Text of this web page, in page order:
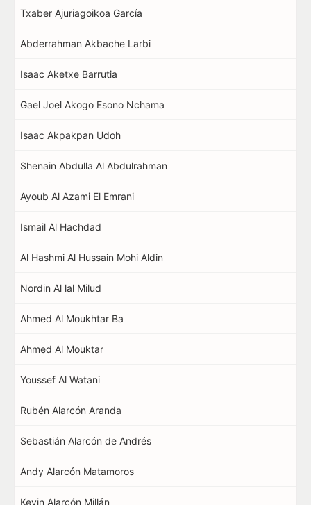
Txaber Ajuriagoikoa García
Abderrahman Akbache Larbi
Isaac Aketxe Barrutia
Gael Joel Akogo Esono Nchama
Isaac Akpakpan Udoh
Shenain Abdulla Al Abdulrahman
Ayoub Al Azami El Emrani
Ismail Al Hachdad
Al Hashmi Al Hussain Mohi Aldin
Nordin Al lal Milud
Ahmed Al Moukhtar Ba
Ahmed Al Mouktar
Youssef Al Watani
Rubén Alarcón Aranda
Sebastián Alarcón de Andrés
Andy Alarcón Matamoros
Kevin Alarcón Millán